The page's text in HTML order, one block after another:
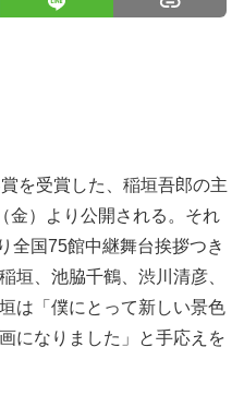
を受賞した、稲垣吾郎の主
金）より公開される。それ
全国75館中継舞台挨拶つき
垣、池脇千鶴、渋川清彦、
は「僕にとって新しい景色
になりました」と手応えを